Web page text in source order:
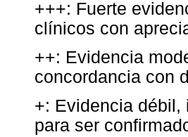
+++: Fuerte
clínicos con
++: Evidencia
concordancia con
+: Evidencia débil,
para ser